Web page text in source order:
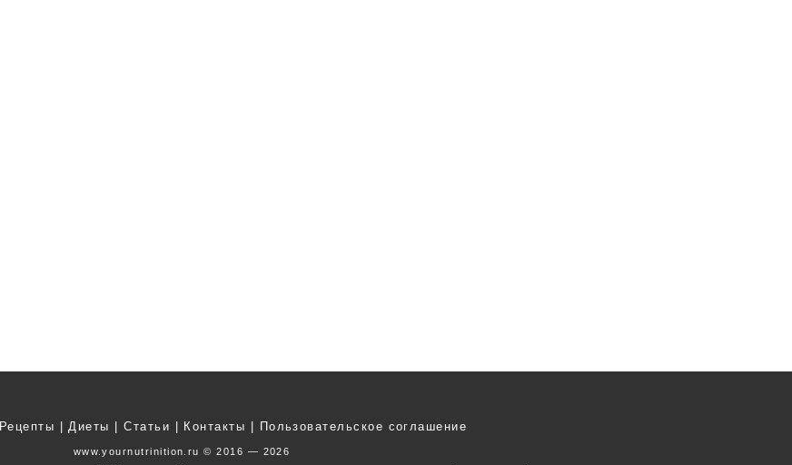
Рецепты |Диеты |Статьи Контакты Пользовательское соглашение
www.yournutrinition.ru © 2016 — 2026